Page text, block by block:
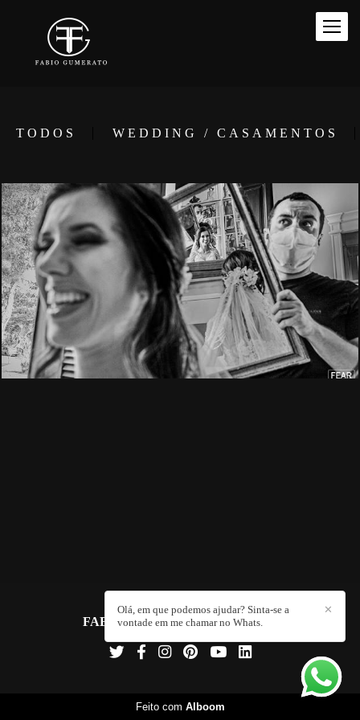
TODOS WEDDING / CASAMENTOS
1473 145
FABIO GUMERATO/CONTATO
✕
Olá, em que podemos ajudar? Sinta-se a
vontade em me chamar no Whats.
Feito com Alboom